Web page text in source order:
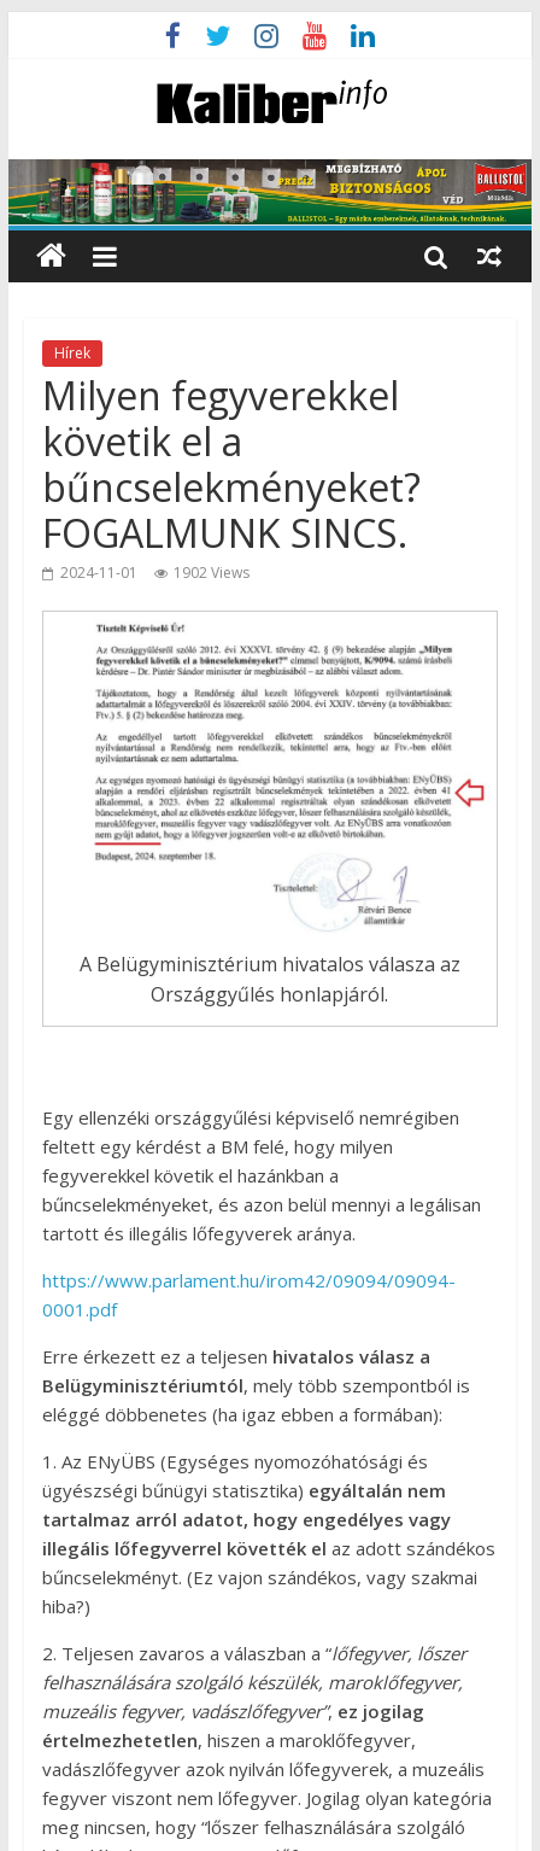
Hírek
Milyen fegyverekkel
követik el a
bűncselekményeket?
FOGALMUNK SINCS.
2024-11-01 1902 Views
A Belügyminisztérium hivatalos válasza az
Országgyűlés honlapjáról.
Egy ellenzéki országgyűlési képviselő nemrégiben
feltett egy kérdést a BM felé, hogy milyen
fegyverekkel követik el hazánkban a
bűncselekményeket, és azon belül mennyi a legálisan
tartott és illegális lőfegyverek aránya.
https://www.parlament.hu/irom42/09094/09094-
0001.pdf
Erre érkezett ez a teljesen hivatalos válasz a
Belügyminisztériumtól, mely több szempontból is
eléggé döbbenetes (ha igaz ebben a formában):
1. Az ENyÜBS (Egységes nyomozóhatósági és
ügyészségi bűnügyi statisztika) egyáltalán nem
tartalmaz arról adatot, hogy engedélyes vagy
illegális lőfegyverrel követték el az adott szándékos
bűncselekményt. (Ez vajon szándékos, vagy szakmai
hiba?)
2. Teljesen zavaros a válaszban a “lőfegyver, lőszer
felhasználására szolgáló készülék, maroklőfegyver,
muzeális fegyver, vadászlőfegyver”, ez jogilag
értelmezhetetlen, hiszen a maroklőfegyver,
vadászlőfegyver azok nyilván lőfegyverek, a muzeális
fegyver viszont nem lőfegyver. Jogilag olyan kategória
meg nincsen, hogy “lőszer felhasználására szolgáló